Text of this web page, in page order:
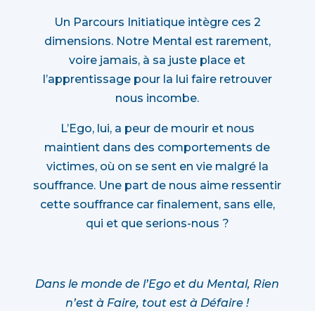
Un Parcours Initiatique intègre ces 2
dimensions. Notre Mental est rarement,
voire jamais, à sa juste place et
l’apprentissage pour la lui faire retrouver
nous incombe.
L’Ego, lui, a peur de mourir et nous
maintient dans des comportements de
victimes, où on se sent en vie malgré la
souffrance. Une part de nous aime ressentir
cette souffrance car finalement, sans elle,
qui et que serions-nous ?
Dans le monde de l’Ego et du Mental, Rien
n’est à Faire, tout est à Défaire !